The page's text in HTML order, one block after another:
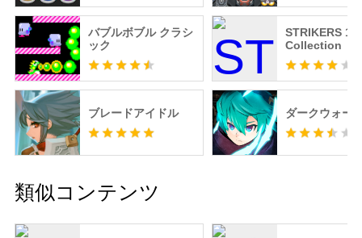
バブルボブル クラシ
ック
STRIKERS
Collection
ブレードアイドル ダークウォー
類似コンテンツ